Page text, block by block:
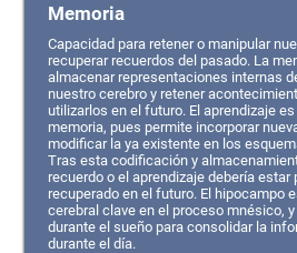
Memoria
Capacidad para retener o manipular
recuperar recuerdos del pasado. La
almacenar representaciones internas
nuestro cerebro y retener
utilizarlos en el futuro. El aprendizaje
memoria, pues permite incorporar
modificar la ya existente en los
Tras esta codificación y
recuerdo o el aprendizaje debería estar
recuperado en el futuro. El hipocampo
cerebral clave en el proceso mnésico,
durante el sueño para consolidar la
durante el día.